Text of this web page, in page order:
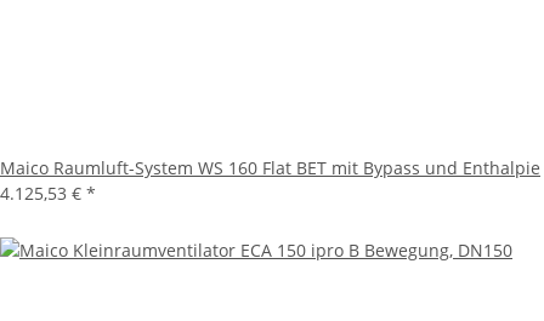
Maico Raumluft-System WS 160 Flat BET mit Bypass und Enthalpie
4.125,53 € *